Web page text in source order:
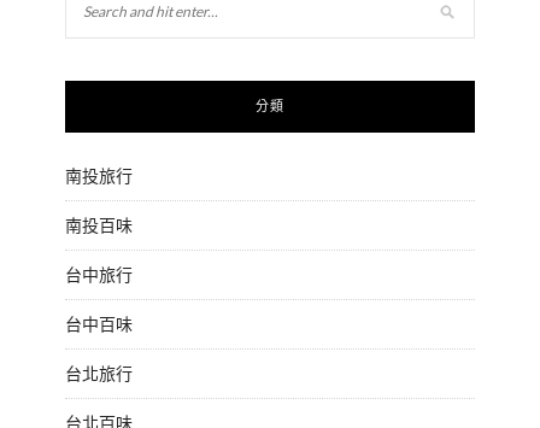
分類
南投旅行
南投百味
台中旅行
台中百味
台北旅行
台北百味